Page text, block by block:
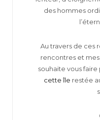
des hommes
Au travers de ces
rencontres et
souhaite vous
cette île restée